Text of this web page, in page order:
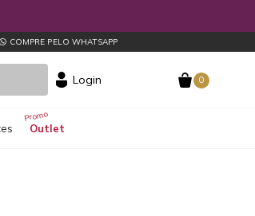
COMPRE PELO WHATSAPP
Login 0
Outlet